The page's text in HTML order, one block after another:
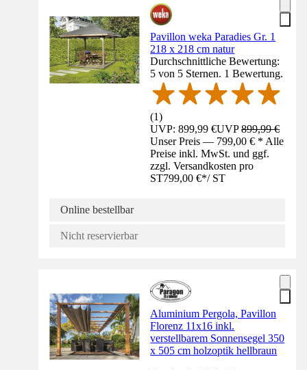
Pavillon weka Paradies Gr. 1
218 x 218 cm natur
Durchschnittliche Bewertung:
5 von 5 Sternen. 1 Bewertung.
(1)
UVP: 899,99 €UVP899,99 €
Unser Preis — 799,00 € * Alle
Preise inkl. MwSt. und ggf.
zzgl. Versandkosten pro
ST799,00 €*/ ST
Online bestellbar
Nicht reservierbar
Aluminium Pergola, Pavillon
Florenz 11x16 inkl.
verstellbarem Sonnensegel 350
x 505 cm holzoptik hellbraun